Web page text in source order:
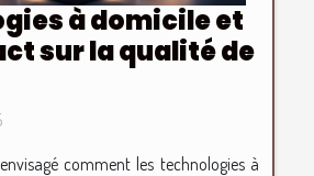
à domicile et
sur la qualité de
comment les technologies à